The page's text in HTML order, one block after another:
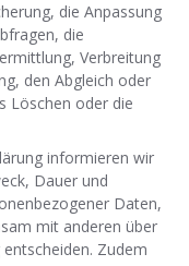
die Anpassung
die
Verbreitung
den Abgleich oder
Löschen oder die
informieren wir
Dauer und
Daten,
mit anderen über
Zudem